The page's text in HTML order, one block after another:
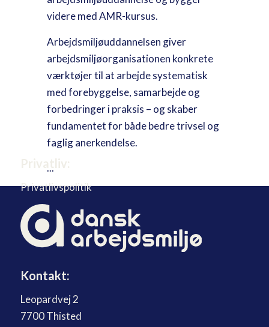
videre medAMR-kursus.
Arbejdsmiljøuddannelsen giver
arbejdsmiljøorganisationen konkrete
værktøjer til at arbejde systematisk
med forebyggelse, samarbejde og
forbedringer i praksis – og skaber
fundamentet for både bedre trivsel og
faglig anerkendelse.
...
Privatliv:
Privatlivspolitik
Kontakt:
Leopardvej 2
7700 Thisted